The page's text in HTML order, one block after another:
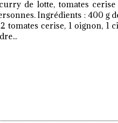
de lotte, tomates
Ingrédients : 400 g
tomates cerise, 1 oignon, 1